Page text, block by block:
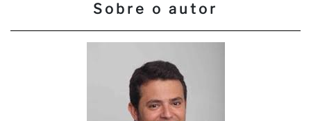
Sobre o autor